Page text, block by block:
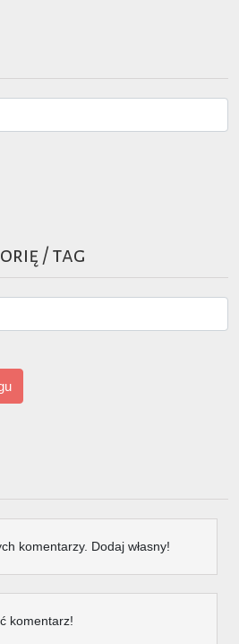
/ tag
komentarzy. Dodaj własny!
komentarz!